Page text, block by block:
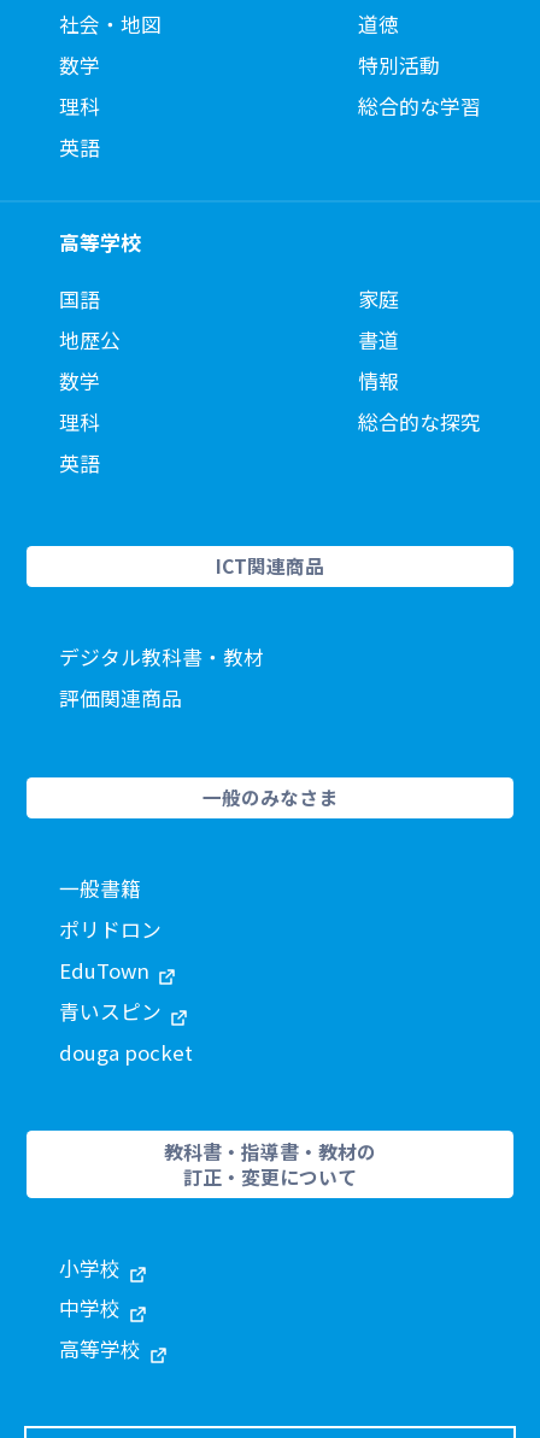
社会・地図
数学
理科
英語
道徳
特別活動
総合的な学習
高等学校
国語
地歴公
数学
理科
英語
家庭
書道
情報
総合的な探究
ICT関連商品
デジタル教科書・教材
評価関連商品
一般のみなさま
一般書籍
ポリドロン
EduTown
青いスピン
douga pocket
教科書・指導書・教材の
訂正・変更について
小学校
中学校
高等学校